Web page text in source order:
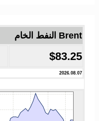
Brent النفط الخام
$83.25
2026.08.07